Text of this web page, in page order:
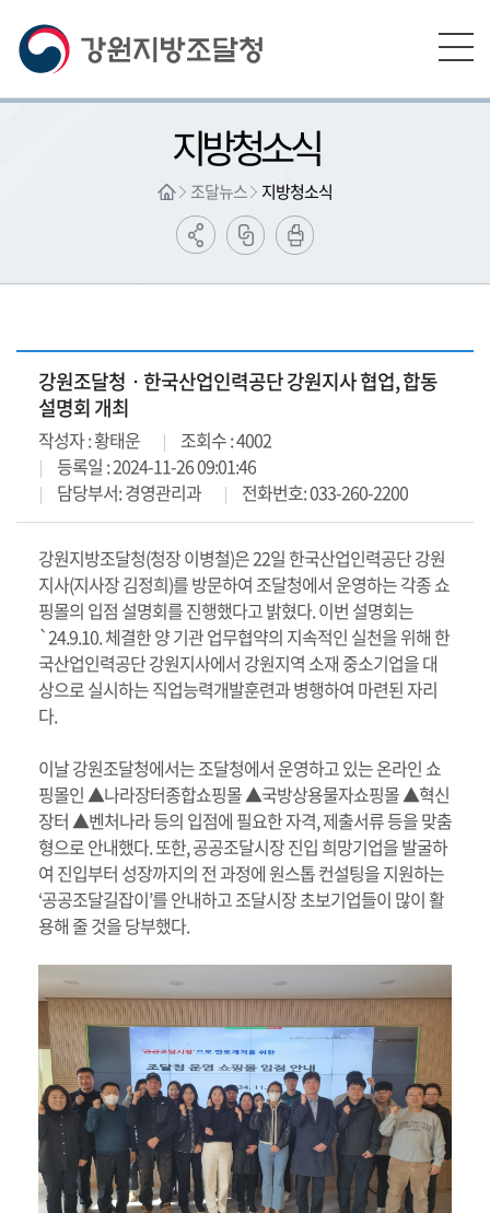
지방청소식
조달뉴스 지방청소식
강원조달청ㆍ한국산업인력공단 강원지사 협업, 합동
설명회 개최
작성자 : 황태운
조회수 : 4002
등록일 : 2024-11-26 09:01:46
담당부서: 경영관리과
전화번호: 033-260-2200
강원지방조달청(청장 이병철)은 22일 한국산업인력공단 강원
지사(지사장 김정희)를 방문하여 조달청에서 운영하는 각종 쇼
핑몰의 입점 설명회를 진행했다고 밝혔다. 이번 설명회는
`24.9.10. 체결한 양 기관 업무협약의 지속적인 실천을 위해 한
국산업인력공단 강원지사에서 강원지역 소재 중소기업을 대
상으로 실시하는 직업능력개발훈련과 병행하여 마련된 자리
다.
이날 강원조달청에서는 조달청에서 운영하고 있는 온라인 쇼
핑몰인 ▲나라장터종합쇼핑몰 ▲국방상용물자쇼핑몰 ▲혁신
장터 ▲벤처나라 등의 입점에 필요한 자격, 제출서류 등을 맞춤
형으로 안내했다. 또한, 공공조달시장 진입 희망기업을 발굴하
여 진입부터 성장까지의 전 과정에 원스톱 컨설팅을 지원하는
‘공공조달길잡이’를 안내하고 조달시장 초보기업들이 많이 활
용해 줄 것을 당부했다.